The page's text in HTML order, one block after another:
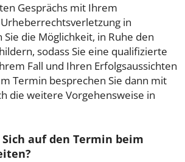
Gesprächs mit Ihrem
in
die Möglichkeit, in Ruhe den
sodass Sie eine qualifizierte
Fall und Ihren Erfolgsaussichten
Termin besprechen Sie dann mit
die weitere Vorgehensweise in
auf den Termin beim